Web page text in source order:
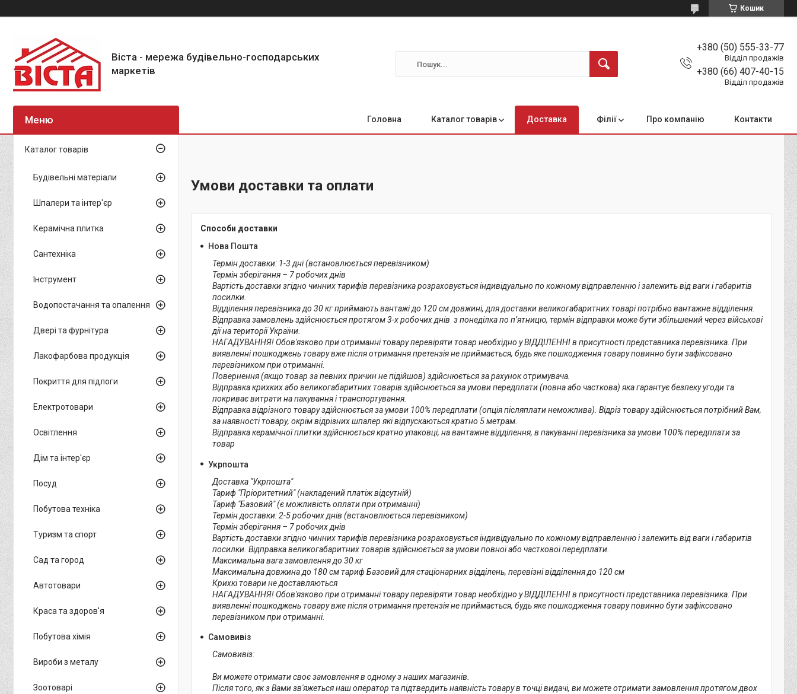
Кошик
Віста - мережа будівельно-господарських
маркетів
+380 (50) 555-33-77
Відділ продажів
+380 (66) 407-40-15
Відділ продажів
Головна Каталог товарів Доставка Філії Про компанію Контакти
Умови доставки та оплати
Способи доставки
Нова Пошта
Термін доставки: 1-3 дні (встановлюється перевізником)
Термін зберігання – 7 робочих днів
Вартість доставки згідно чинних тарифів перевізника розраховується індивідуально по кожному відправленню і залежить від ваги і габаритів
посилки.
Відділення перевізника до 30 кг приймають вантажі до 120 см довжині, для доставки великогабаритних товарі потрібно вантажне відділення.
Відправка замовлень здійснюється протягом 3-х робочих днів  з понеділка по п’ятницю, термін відправки може бути збільшений через військові
дії на території України.
НАГАДУВАННЯ! Обов'язково при отриманні товару перевіряти товар необхідно у ВІДДІЛЕННІ в присутності представника перевізника. При
виявленні пошкоджень товару вже після отримання претензія не приймається, будь яке пошкодження товару повинно бути зафіксовано
перевізником при отриманні.
Повернення (якщо товар за певних причин не підійшов) здійснюється за рахунок отримувача.
Відправка крихких або великогабаритних товарів здійснюється за умови передплати (повна або часткова) яка гарантує безпеку угоди та
покриває витрати на пакування і транспортування.
Відправка відрізного товару здійснюється за умови 100% передплати (опція післяплати неможлива). Відріз товару здійснюється потрібний Вам,
за наявності товару, окрім відрізних шпалер які відпускаються кратно 5 метрам.
Відправка керамічної плитки здійснюється кратно упаковці, на вантажне відділення, в пакуванні перевізника за умови 100% передплати за
товар
Укрпошта
Доставка "Укрпошта"
Тариф "Пріоритетний" (накладений платіж відсутній)
Тариф "Базовий" (є можливість оплати при отриманні)
Термін доставки: 2-5 робочих днів (встановлюється перевізником)
Термін зберігання – 7 робочих днів
Вартість доставки згідно чинних тарифів перевізника розраховується індивідуально по кожному відправленню і залежить від ваги і габаритів
посилки. Відправка великогабаритних товарів здійснюється за умови повної або часткової передплати.
Максимальна вага замовлення до 30 кг
Максимальна довжина до 180 см тариф Базовий для стаціонарних відділень, перевізні відділення до 120 см
Крихкі товари не доставляються
НАГАДУВАННЯ! Обов'язково при отриманні товару перевіряти товар необхідно у ВІДДІЛЕННІ в присутності представника перевізника. При
виявленні пошкоджень товару вже після отримання претензія не приймається, будь яке пошкодження товару повинно бути зафіксовано
перевізником при отриманні.
Самовивіз
Самовивіз:
Ви можете отримати своє замовлення в одному з наших магазинів.
Після того, як з Вами зв'яжеться наш оператор та підтвердить наявність товару в точці видачі, ви можете отримати замовлення протягом двох
Каталог товарів
Будівельні матеріали
Шпалери та інтер'єр
Керамічна плитка
Сантехніка
Інструмент
Водопостачання та опалення
Двері та фурнітура
Лакофарбова продукція
Покриття для підлоги
Електротовари
Освітлення
Дім та інтер'єр
Посуд
Побутова техніка
Туризм та спорт
Сад та город
Автотовари
Краса та здоров'я
Побутова хімія
Вироби з металу
Зоотоварі